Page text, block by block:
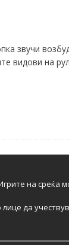
звучи
видови на
на среќа
да